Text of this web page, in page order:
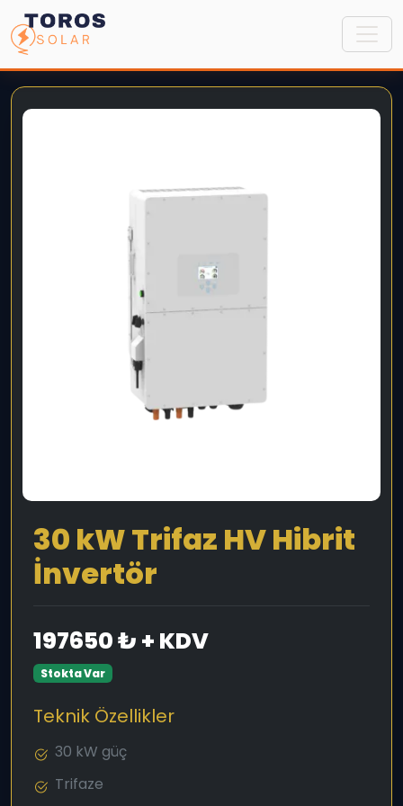
30 kW Trifaz HV Hibrit
İnvertör
197650 ₺ + KDV
Stokta Var
Teknik Özellikler
30 kW güç
Trifaze